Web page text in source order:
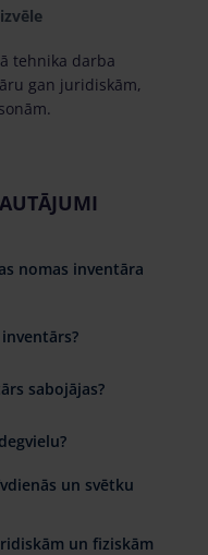
tehnika darba
gan juridiskām,
nomas inventāra
sabojājas?
un svētku
un fiziskām